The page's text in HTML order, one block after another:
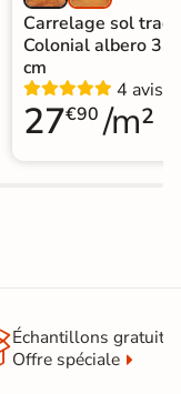
Carrelage sol
Colonial albero
cm
4 avis
27€90 /m²
Échantillons gratuit
Offre spéciale